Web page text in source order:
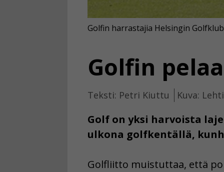
Golfin
Teksti: Petri Kiuttu Kuva:
Golf on yksi harvoista
ulkona golfkentällä,
Golfin harrastajia Helsingin
Golfliitto muistuttaa, että